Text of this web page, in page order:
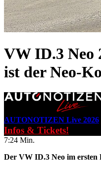
VW ID.3 Neo
ist der Neo-
AUTONOTIZEN Live 2026
Infos & Tickets!
7:24 Min.
Der VW ID.3 Neo im ersten